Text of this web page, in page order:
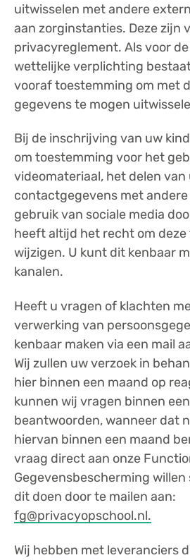
uitwisselen met andere
aan zorginstanties. Deze zijn
privacyreglement. Als voor
wettelijke verplichting
vooraf toestemming om met
gegevens te mogen
Bij de inschrijving van uw
om toestemming voor het
videomateriaal, het delen van
contactgegevens met
gebruik van sociale media
heeft altijd het recht om
wijzigen. U kunt dit kenbaar
kanalen.
Heeft u vragen of klachten
verwerking van
kenbaar maken via een mail
Wij zullen uw verzoek in
hier binnen een maand op
kunnen wij vragen binnen
beantwoorden, wanneer dat
hiervan binnen een maand
vraag direct aan onze
Gegevensbescherming
dit doen door te mailen aan:
fg@privacyopschool.nl.
Wij hebben met leveranciers